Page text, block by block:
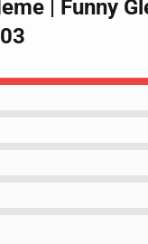
| Funny